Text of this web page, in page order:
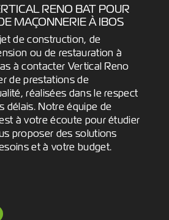
RENO BAT POUR
MAÇONNERIE À IBOS
de construction, de
ou de restauration à
à contacter Vertical Reno
de prestations de
réalisées dans le respect
délais. Notre équipe de
à votre écoute pour étudier
proposer des solutions
et à votre budget.